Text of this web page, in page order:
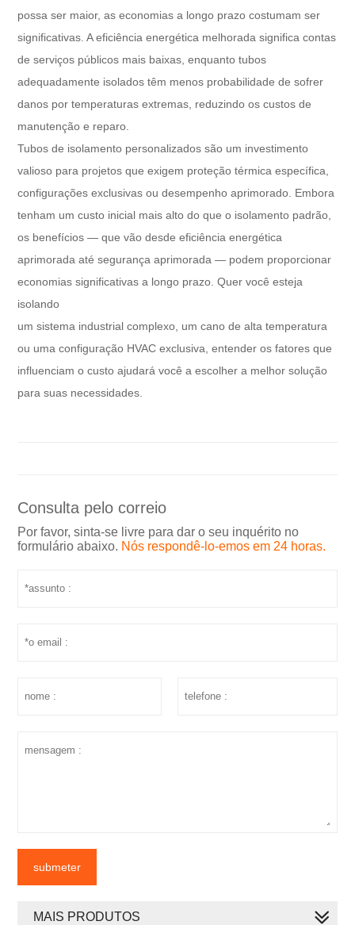
possa ser maior, as economias a longo prazo costumam ser
significativas. A eficiência energética melhorada significa contas
de serviços públicos mais baixas, enquanto tubos
adequadamente isolados têm menos probabilidade de sofrer
danos por temperaturas extremas, reduzindo os custos de
manutenção e reparo.
Tubos de isolamento personalizados são um investimento
valioso para projetos que exigem proteção térmica específica,
configurações exclusivas ou desempenho aprimorado. Embora
tenham um custo inicial mais alto do que o isolamento padrão,
os benefícios — que vão desde eficiência energética
aprimorada até segurança aprimorada — podem proporcionar
economias significativas a longo prazo. Quer você esteja
isolando
um sistema industrial complexo, um cano de alta temperatura
ou uma configuração HVAC exclusiva, entender os fatores que
influenciam o custo ajudará você a escolher a melhor solução
para suas necessidades.
Consulta pelo correio
Por favor, sinta-se livre para dar o seu inquérito no
formulário abaixo. Nós respondê-lo-emos em 24 horas.
submeter
MAIS PRODUTOS